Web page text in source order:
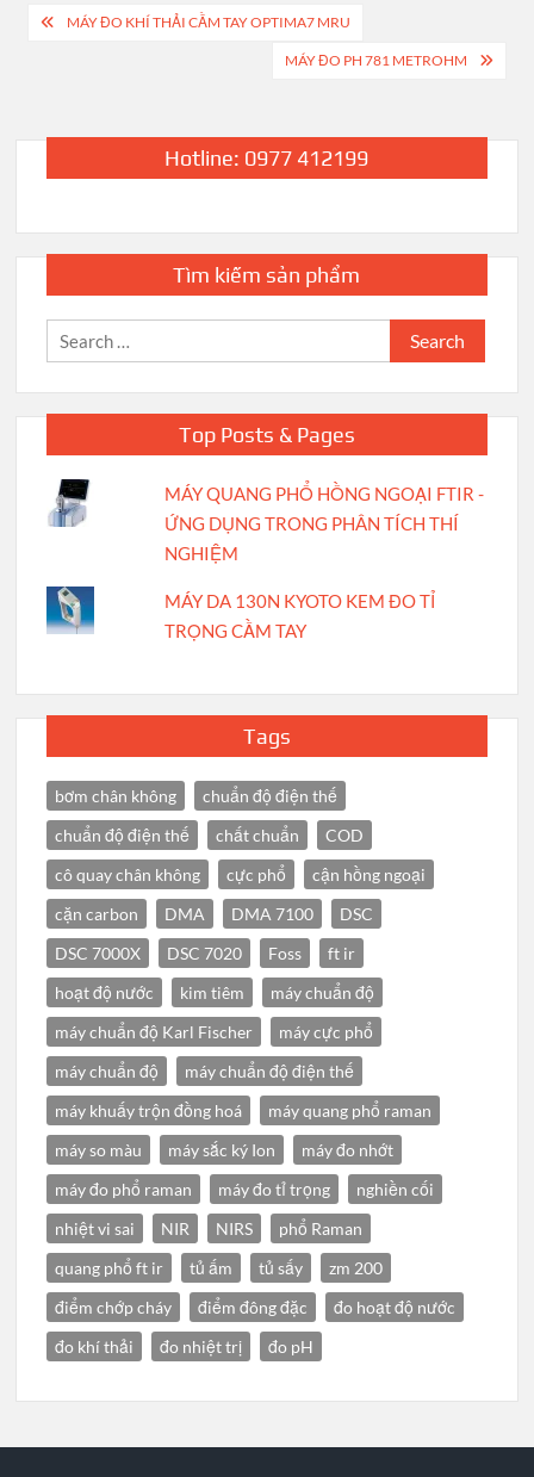
PostMÁY ĐO KHÍ THẢI CẦM TAY OPTIMA7 MRU
MÁY ĐO PH 781 METROHM
Hotline: 0977 412199
Tìm kiếm sản phẩm
Search
for:
Top Posts & Pages
MÁY QUANG PHỔ HỒNG NGOẠI FTIR -
ỨNG DỤNG TRONG PHÂN TÍCH THÍ
NGHIỆM
MÁY DA 130N KYOTO KEM ĐO TỈ
TRỌNG CẦM TAY
Tags
bơm chân không
chuẩn độ điện thế
chuẩn độ điện thế
chất chuẩn
COD
cô quay chân không
cực phổ
cận hồng ngoại
cặn carbon
DMA DMA 7100
DSC
DSC 7000X
DSC 7020 Foss
ft ir
hoạt độ nước
kim tiêm
máy chuẩn độ
máy chuẩn độ Karl Fischer
máy cực phổ
máy chuẩn độ
máy chuẩn độ điện thế
máy khuấy trộn đồng hoá
máy quang phổ raman
máy so màu
máy sắc ký Ion
máy đo nhớt
máy đo phổ raman
máy đo tỉ trọng
nghiền cối
nhiệt vi sai
NIR NIRS
phổ Raman
quang phổ ft ir
tủ ấm tủ sấy
zm 200
điểm chớp cháy
điểm đông đặc
đo hoạt độ nước
đo khí thải
đo nhiệt trị đo pH